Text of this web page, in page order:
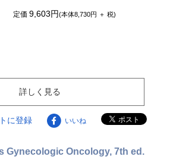
定価9,603円(本体8,730円 ＋ 税)
詳しく見る
に登録 いいね
Gynecologic Oncology, 7th ed.